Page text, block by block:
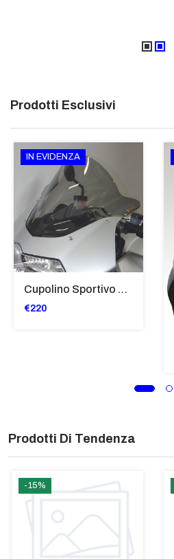
Prodotti Esclusivi
IN EVIDENZA
Cupolino Sportivo Per Bmw K 1200 R Sport 2005-07 TRASPARENTE - Sc967-T
€220
Prodotti Di Tendenza
-15%